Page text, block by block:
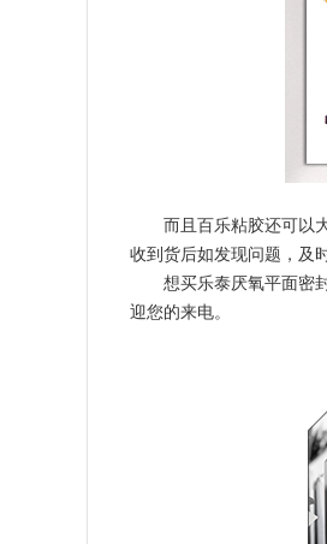
而且百乐粘胶还可以
收到货后如发现问题，及
想买乐泰厌氧平面密
迎您的来电。